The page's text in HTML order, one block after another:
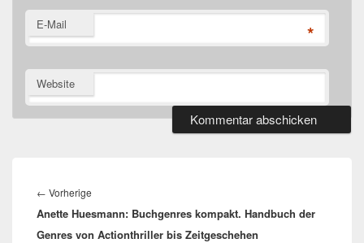
E-Mail *
Website
← Vorherige
Beitrag:
Anette Huesmann: Buchgenres kompakt. Handbuch der
Genres von Actionthriller bis Zeitgeschehen